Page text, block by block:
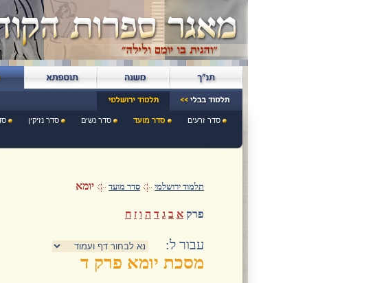
סדר זרעים סדר מועד סדר נשים סדר נזיקין
תלמוד ירושלמי סדר מועד יומא
פרק א ב ג ד ה ו ז ח
:עבור ל
מסכת יומא פרק ד